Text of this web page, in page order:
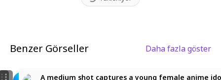
Benzer Görseller Daha fazla göster
博衣こより
A medium shot captures a young female anime